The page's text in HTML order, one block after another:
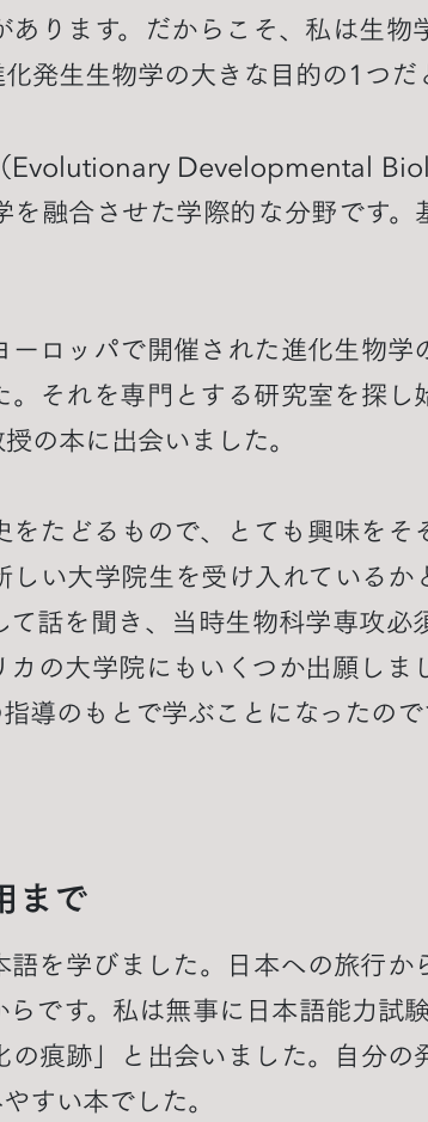
ります。だからこそ、私は生
発生生物学の大きな目的の1つだ
Evolutionary Developmental
融合させた学際的な分野です
ロッパで開催された進化生物学
それを専門とする研究室を探
の本に出会いました。
たどるもので、とても興味をそ
い大学院生を受け入れているか
話を聞き、当時生物科学専攻必
カの大学院にもいくつか出願し
導のもとで学ぶことになったので
まで
を学びました。日本への旅行か
です。私は無事に日本語能力試
痕跡」と出会いました。自分の
すい本でした。